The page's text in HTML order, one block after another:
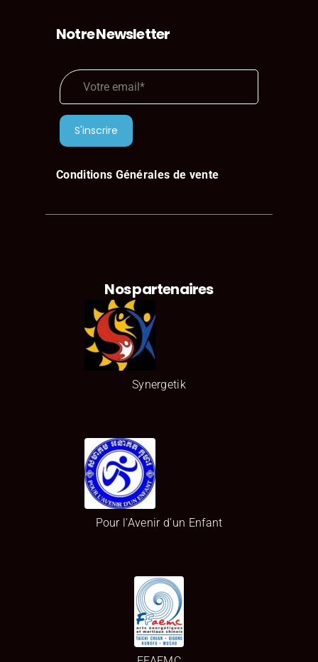
Notre Newsletter
Conditions Générales de vente
Nos partenaires
Synergetik
Pour l'Avenir d'un Enfant